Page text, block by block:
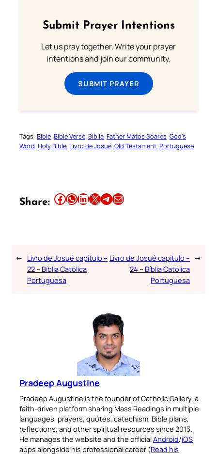
Submit Prayer Intentions
Let us pray together. Write your prayer
intentions and join our community.
SUBMIT PRAYER
Tags: Bible Bible Verse Biblia Father Matos Soares God’s
Word Holy Bible Livro de Josué Old Testament Portuguese
Share: Share this article on Facebook Share this article on WhatsApp Share this article on LinkedIn Share this article on X Share this article on TelegramEmail this Article
← Livro de Josué capitulo –
22 – Bíblia Católica
Portuguesa
Livro de Josué capitulo –
24 – Bíblia Católica
Portuguesa
→
Pradeep Augustine
Pradeep Augustine is the founder of Catholic Gallery, a
faith-driven platform sharing Mass Readings in multiple
languages, prayers, quotes, catechism, Bible plans,
reflections, and other spiritual resources since 2013.
He manages the website and the officialAndroid/iOS
apps alongside his professional career (Read his